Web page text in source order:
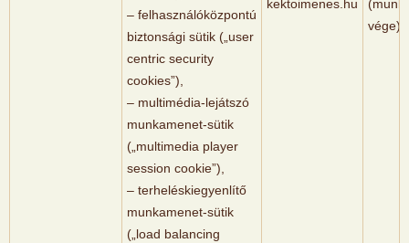
– felhasználóközpontú
biztonsági sütik („user
centric security
cookies”),
– multimédia-lejátszó
munkamenet-sütik
(„multimedia player
session cookie”),
– terheléskiegyenlítő
munkamenet-sütik
(„load balancing
kektoimenes.hu
vége)